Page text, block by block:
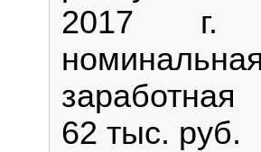
2017 г.
62 тыс. руб.